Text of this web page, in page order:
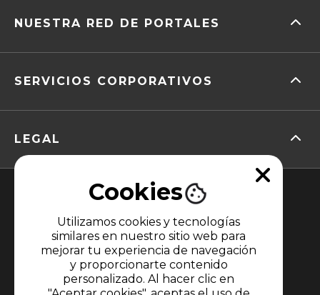
NUESTRA RED DE PORTALES
SERVICIOS CORPORATIVOS
LEGAL
MIEMBRO DE
Cookies
Utilizamos cookies y tecnologías
similares en nuestro sitio web para
mejorar tu experiencia de navegación
y proporcionarte contenido
personalizado. Al hacer clic en